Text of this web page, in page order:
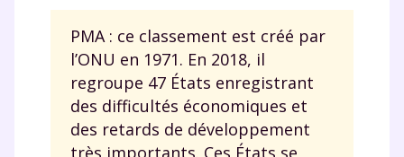
PMA : ce classement est créé par
l’ONU en 1971. En 2018, il
regroupe 47 États enregistrant
des difficultés économiques et
des retards de développement
très importants. Ces États se